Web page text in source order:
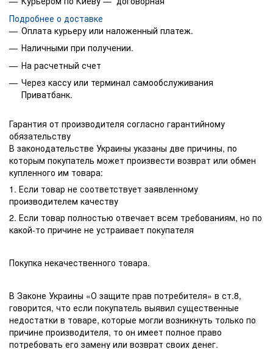
Подробнее о доставке
Оплата курьеру или наложенный платеж.
Наличными при получении.
На расчетный счет
Через кассу или терминал самообслуживания
Приватбанк.
Гарантия от производителя согласно гарантийному
обязательству
В законодательстве Украины указаны две причины, по
которым покупатель может произвести возврат или обмен
купленного им товара:
1. Если товар не соответствует заявленному
производителем качеству
2. Если товар полностью отвечает всем требованиям, но по
какой-то причине не устраивает покупателя
Покупка некачественного товара.
В Законе Украины «О защите прав потребителя» в ст.8,
говорится, что если покупатель выявил существенные
недостатки в товаре, которые могли возникнуть только по
причине производителя, то он имеет полное право
потребовать его замену или возврат своих денег.